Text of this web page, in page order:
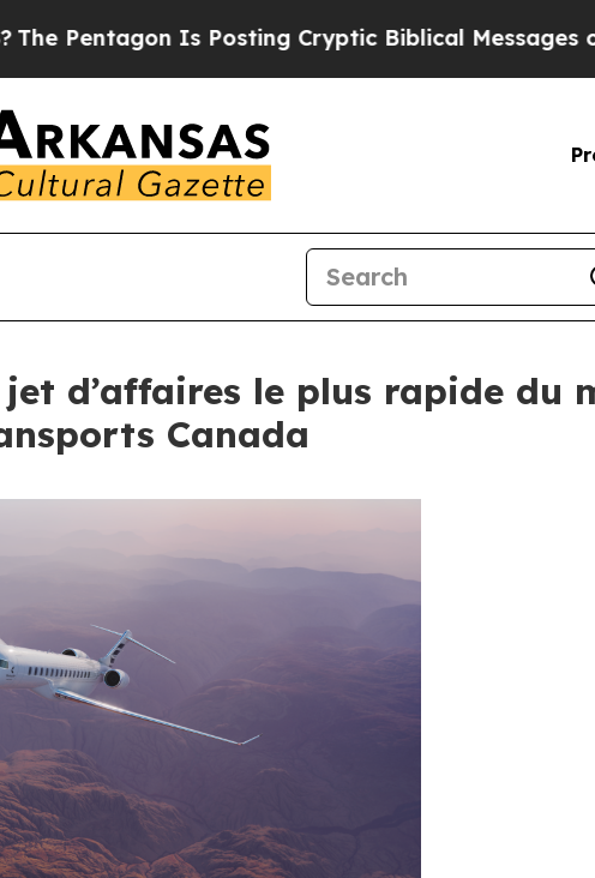
Is Posting Cryptic Biblical Messages on Social
d’affaires le plus rapide du
Canada